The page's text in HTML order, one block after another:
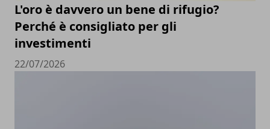
L'oro è davvero un bene di rifugio?
Perché è consigliato per gli
investimenti
22/07/2026